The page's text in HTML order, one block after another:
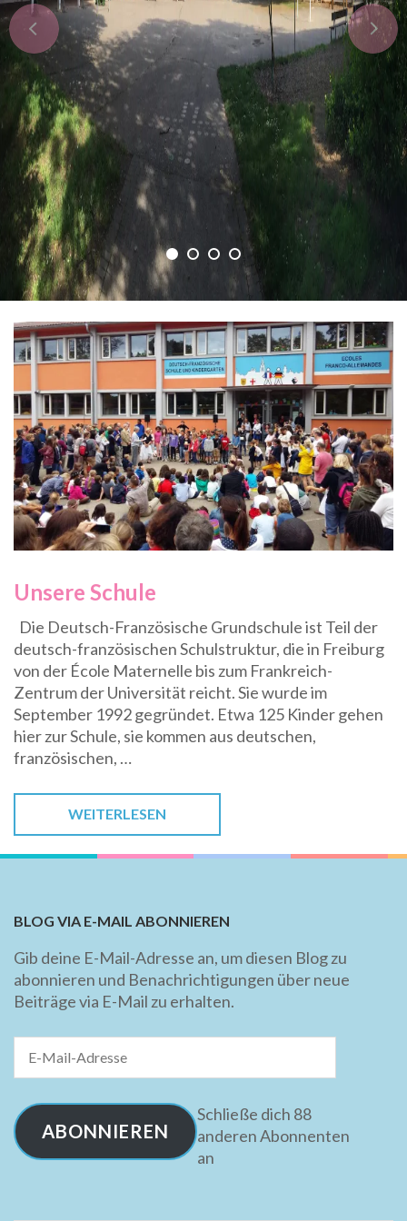
Unsere Schule
Die Deutsch-Französische Grundschule ist Teil der
deutsch-französischen Schulstruktur, die in Freiburg
von der École Maternelle bis zum Frankreich-
Zentrum der Universität reicht. Sie wurde im
September 1992 gegründet. Etwa 125 Kinder gehen
hier zur Schule, sie kommen aus deutschen,
französischen, …
WEITERLESEN
BLOG VIA E-MAIL ABONNIEREN
Gib deine E-Mail-Adresse an, um diesen Blog zu
abonnieren und Benachrichtigungen über neue
Beiträge via E-Mail zu erhalten.
Mail-
ABONNIEREN
Schließe dich 88
anderen Abonnenten
an